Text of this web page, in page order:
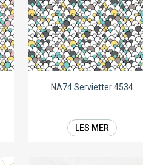
NA74 Servietter 4534
LES MER